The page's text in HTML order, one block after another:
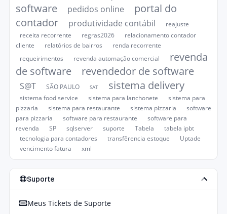
software
pedidos online
portal do
contador
produtividade contábil
reajuste
receita recorrente
regras2026
relacionamento contador
cliente
relatórios de bairros
renda recorrente
requeirimentos
revenda automação comercial
revenda
de software
revendedor de software
S@T SÃO PAULO SAT sistema delivery
sistema food service sistema para lanchonete
sistema para
pizzaria
sistema para restaurante sistema pizzaria
software
para pizzaria
software para restaurante
software para
revenda
SP sqlserver suporte Tabela
tabela ipbt
tecnologia para contadores
transfêrencia estoque
Uptade
vencimento fatura
xml
Suporte
Meus Tickets de Suporte